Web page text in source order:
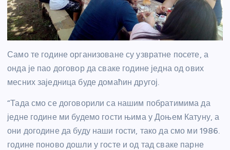
Само те године организоване су узвратне посете, а
онда је пао договор да сваке године једна од ових
месних заједница буде домаћин другој.
“Тада смо се договорили са нашим побратимима да
једне године ми будемо гости њима у Доњем Катуну, а
они догодине да буду наши гости, тако да смо ми 1986.
године поново дошли у госте и од тад сваке парне